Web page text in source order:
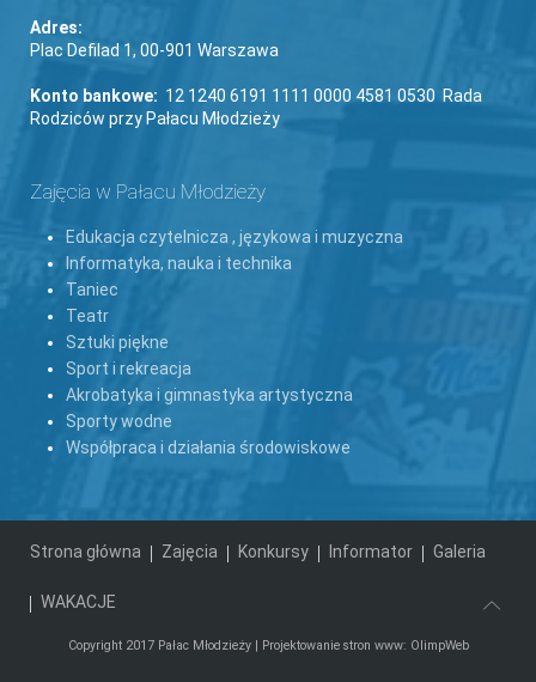
Adres:
Plac Defilad 1, 00-901 Warszawa
Konto bankowe: 12 1240 6191 1111 0000 4581 0530 Rada
Rodziców przy Pałacu Młodzieży
Zajęcia w Pałacu Młodzieży
Edukacja czytelnicza , językowa i muzyczna
Informatyka, nauka i technika
Taniec
Teatr
Sztuki piękne
Sport i rekreacja
Akrobatyka i gimnastyka artystyczna
Sporty wodne
Współpraca i działania środowiskowe
Strona główna Zajęcia Konkursy Informator Galeria
WAKACJE
Copyright 2017 Pałac Młodzieży | Projektowanie stron www: OlimpWeb